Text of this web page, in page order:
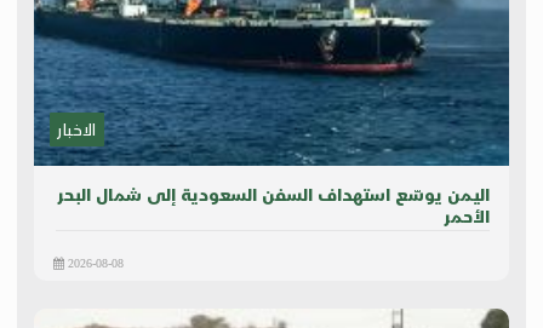
الاخبار
اليمن يوسّع استهداف السفن السعودية إلى شمال البحر
الأحمر
2026-08-08